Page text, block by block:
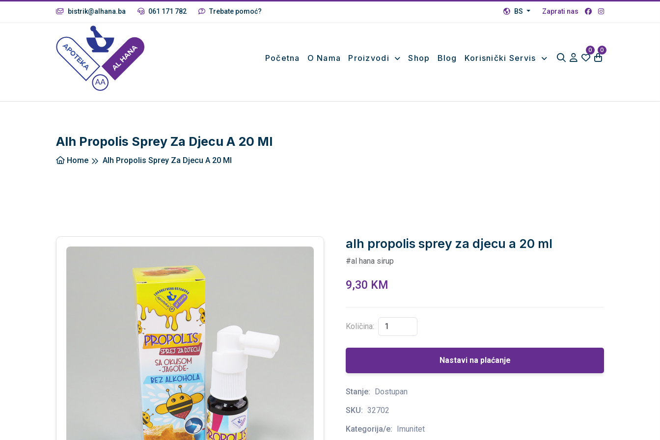
bistrik@alhana.ba 061 171 782 Trebate pomoć? BS Zaprati nas
Početna O Nama Proizvodi Shop Blog Korisnički Servis
0 0
Alh Propolis Sprey Za Djecu A 20 Ml
Home Alh Propolis Sprey Za Djecu A 20 Ml
alh propolis sprey za djecu a 20 ml
#al hana sirup
9,30 KM
Količina:
Nastavi na plaćanje
Stanje: Dostupan
SKU: 32702
Kategorija/e: Imunitet